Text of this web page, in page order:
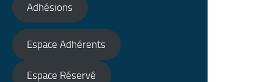
Adhésions
Espace Adhérents
Espace Réservé